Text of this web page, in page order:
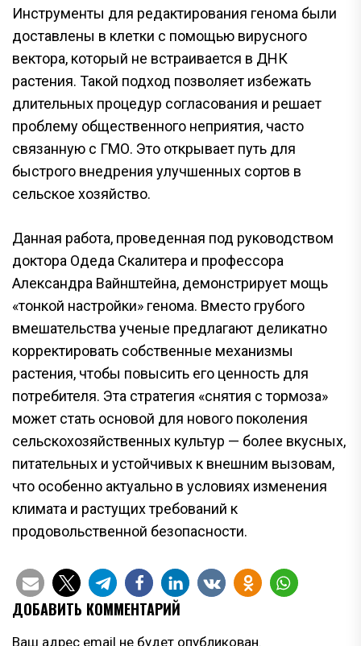
Инструменты для редактирования генома были
доставлены в клетки с помощью вирусного
вектора, который не встраивается в ДНК
растения. Такой подход позволяет избежать
длительных процедур согласования и решает
проблему общественного неприятия, часто
связанную с ГМО. Это открывает путь для
быстрого внедрения улучшенных сортов в
сельское хозяйство.
Данная работа, проведенная под руководством
доктора Одеда Скалитера и профессора
Александра Вайнштейна, демонстрирует мощь
«тонкой настройки» генома. Вместо грубого
вмешательства ученые предлагают деликатно
корректировать собственные механизмы
растения, чтобы повысить его ценность для
потребителя. Эта стратегия «снятия с тормоза»
может стать основой для нового поколения
сельскохозяйственных культур — более вкусных,
питательных и устойчивых к внешним вызовам,
что особенно актуально в условиях изменения
климата и растущих требований к
продовольственной безопасности.
ДОБАВИТЬ КОММЕНТАРИЙ
Ваш адрес email не будет опубликован.